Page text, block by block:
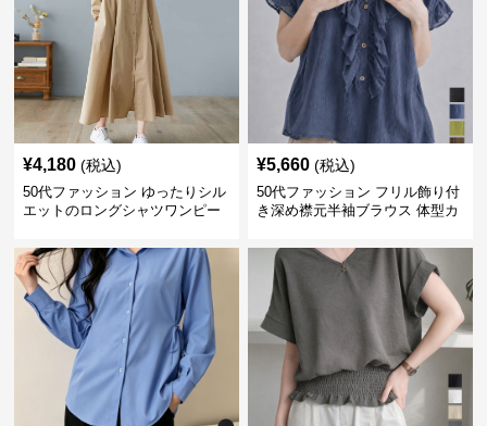
¥4,180 (税込)
50代ファッション ゆったりシル
エットのロングシャツワンピー
¥5,660 (税込)
50代ファッション フリル飾り付
き深め襟元半袖ブラウス 体型カ